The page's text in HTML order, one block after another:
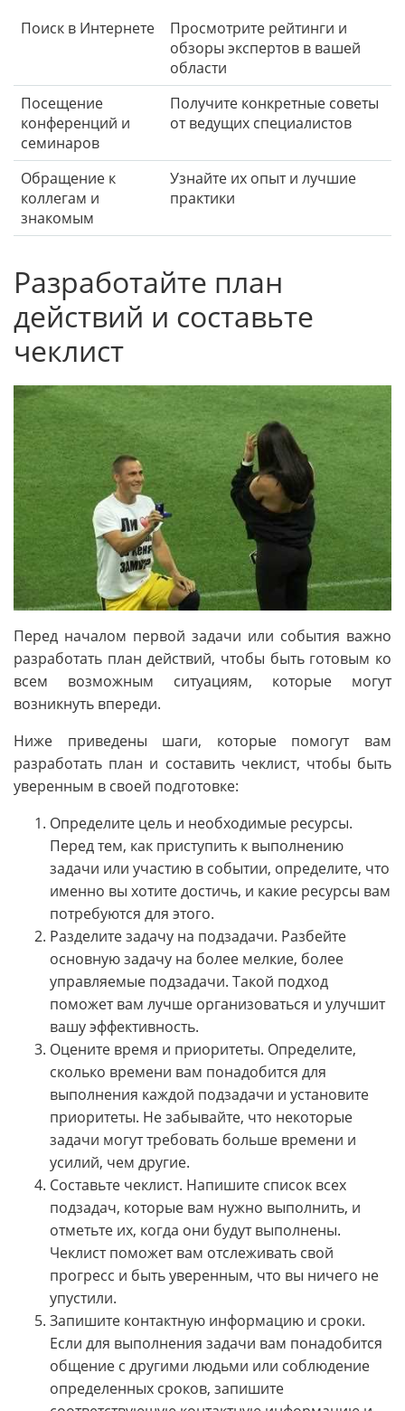
Поиск в Интернете
Просмотрите рейтинги и
обзоры экспертов в вашей
области
Посещение
конференций и
семинаров
Получите конкретные советы
от ведущих специалистов
Обращение к
коллегам и
знакомым
Узнайте их опыт и лучшие
практики
Разработайте план
действий и составьте
чеклист
Перед началом первой задачи или события важно
разработать план действий, чтобы быть готовым ко
всем возможным ситуациям, которые могут
возникнуть впереди.
Ниже приведены шаги, которые помогут вам
разработать план и составить чеклист, чтобы быть
уверенным в своей подготовке:
Определите цель и необходимые ресурсы.
Перед тем, как приступить к выполнению
задачи или участию в событии, определите, что
именно вы хотите достичь, и какие ресурсы вам
потребуются для этого.
Разделите задачу на подзадачи. Разбейте
основную задачу на более мелкие, более
управляемые подзадачи. Такой подход
поможет вам лучше организоваться и улучшит
вашу эффективность.
Оцените время и приоритеты. Определите,
сколько времени вам понадобится для
выполнения каждой подзадачи и установите
приоритеты. Не забывайте, что некоторые
задачи могут требовать больше времени и
усилий, чем другие.
Составьте чеклист. Напишите список всех
подзадач, которые вам нужно выполнить, и
отметьте их, когда они будут выполнены.
Чеклист поможет вам отслеживать свой
прогресс и быть уверенным, что вы ничего не
упустили.
Запишите контактную информацию и сроки.
Если для выполнения задачи вам понадобится
общение с другими людьми или соблюдение
определенных сроков, запишите